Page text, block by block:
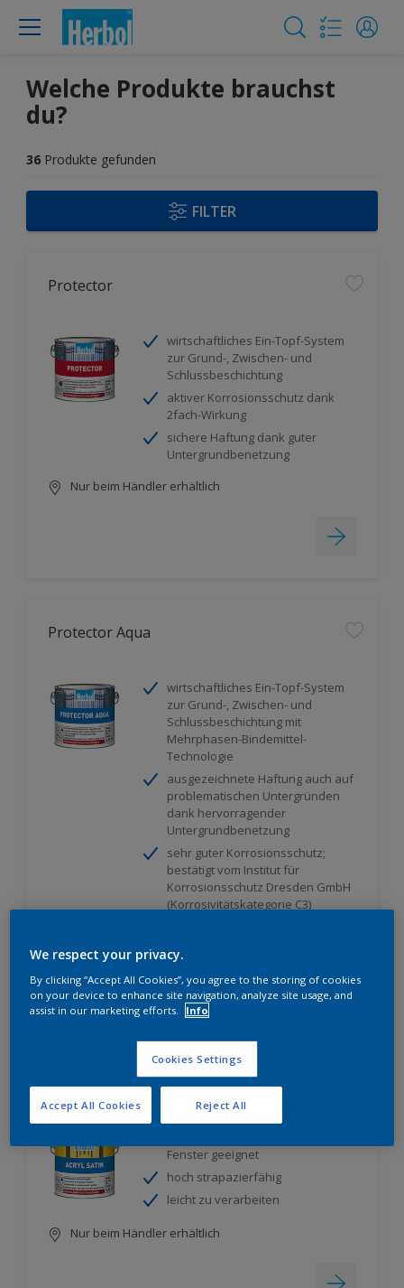
Welche Produkte brauchst
du?
36 Produkte gefunden
FILTER
Protector
wirtschaftliches Ein-Topf-System
zur Grund-, Zwischen- und
Schlussbeschichtung
aktiver Korrosionsschutz dank
2fach-Wirkung
sichere Haftung dank guter
Untergrundbenetzung
Nur beim Händler erhältlich
Protector Aqua
wirtschaftliches Ein-Topf-System
zur Grund-, Zwischen- und
Schlussbeschichtung mit
Mehrphasen-Bindemittel-
Technologie
ausgezeichnete Haftung auch auf
problematischen Untergründen
dank hervorragender
Untergrundbenetzung
sehr guter Korrosionsschutz;
bestätigt vom Institut für
Korrosionsschutz Dresden GmbH
(Korrosivitätskategorie C3)
Acryl Satin
Fenster geeignet
hoch strapazierfähig
leicht zu verarbeiten
Nur beim Händler erhältlich
We respect your privacy.
By clicking “Accept All Cookies”, you agree to the storing of cookies
on your device to enhance site navigation, analyze site usage, and
assist in our marketing efforts.
Info
Cookies Settings
Reject All
Accept All Cookies